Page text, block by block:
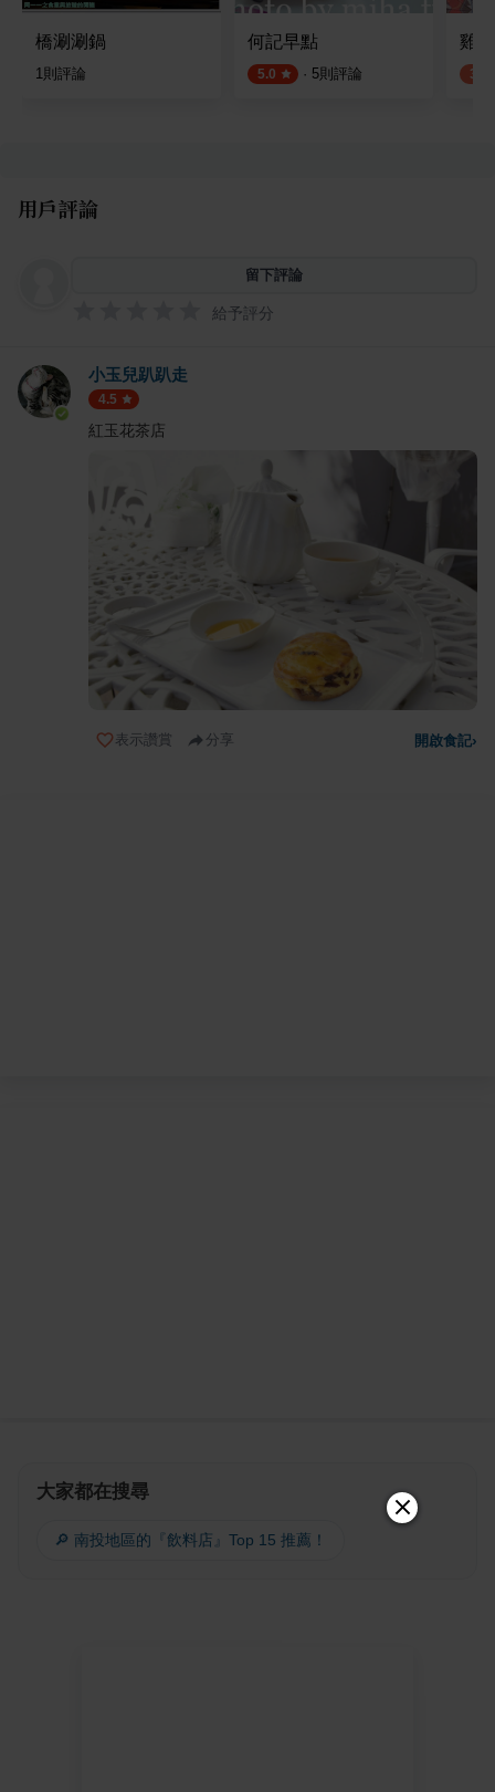
橋涮涮鍋
1則評論
何記早點
5.0 · 5則評論
雞
3.8
用戶評論
留下評論
給予評分
小玉兒趴趴走
4.5
紅玉花茶店
表示讚賞 分享 開啟食記›
大家都在搜尋
🔎 南投地區的『飲料店』Top 15 推薦！